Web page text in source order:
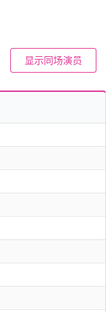
显示同场演员